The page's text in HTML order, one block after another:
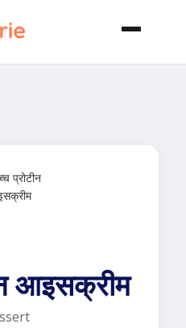
आइसक्रीम